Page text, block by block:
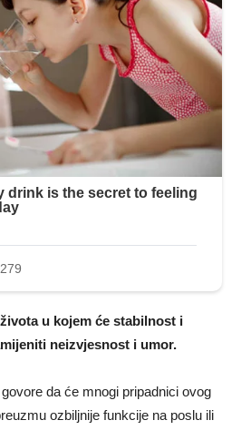
u kojem će stabilnost i
neizvjesnost i umor.
da će mnogi pripadnici ovog
ozbiljnije funkcije na poslu ili